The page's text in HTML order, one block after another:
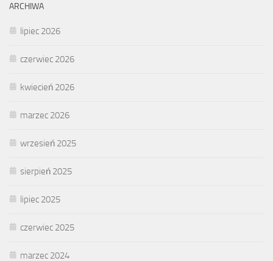
ARCHIWA
lipiec 2026
czerwiec 2026
kwiecień 2026
marzec 2026
wrzesień 2025
sierpień 2025
lipiec 2025
czerwiec 2025
marzec 2024